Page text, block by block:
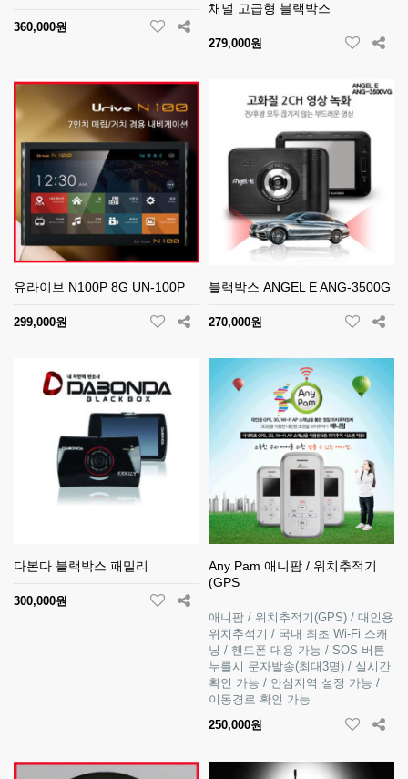
360,000원
채널 고급형 블랙박스
279,000원
유라이브 N100P 8G UN-100P
299,000원
블랙박스 ANGEL E ANG-3500G
270,000원
다본다 블랙박스 패밀리
300,000원
Any Pam 애니팜 / 위치추적기
(GPS
애니팜 / 위치추적기(GPS) / 대인용
위치추적기 / 국내 최초 Wi-Fi 스캐
닝 / 핸드폰 대용 가능 / SOS 버튼
누를시 문자발송(최대3명) / 실시간
확인 가능 / 안심지역 설정 가능 /
이동경로 확인 가능
250,000원